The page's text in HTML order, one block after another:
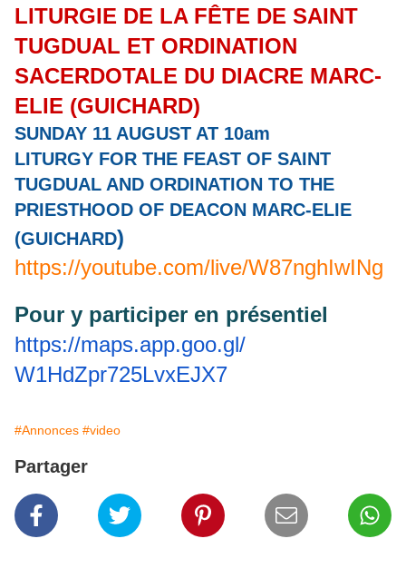
LITURGIE DE LA FÊTE DE SAINT
TUGDUAL ET ORDINATION
SACERDOTALE DU DIACRE MARC-
ELIE (GUICHARD)
SUNDAY 11 AUGUST AT 10am
LITURGY FOR THE FEAST OF SAINT
TUGDUAL AND ORDINATION TO THE
PRIESTHOOD OF DEACON MARC-ELIE
(GUICHARD)
https://youtube.com/live/W87nghIwINg
Pour y participer en présentiel
https://maps.app.goo.gl/
W1HdZpr725LvxEJX7
#Annonces #video
Partager